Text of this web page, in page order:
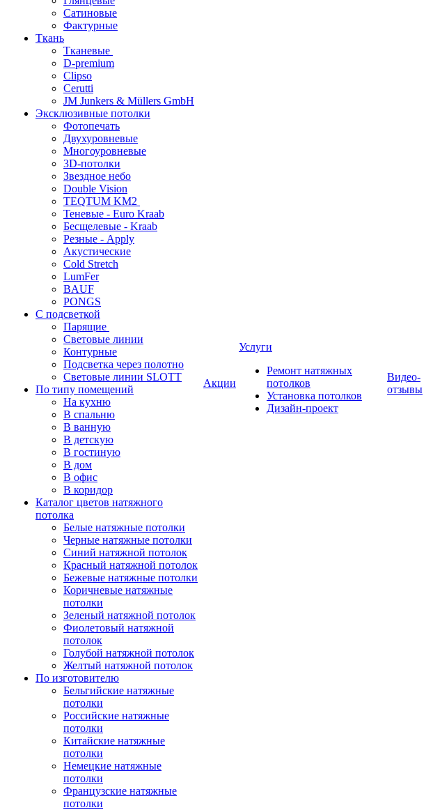
Сатиновые
Фактурные
Ткань
Тканевые
D-premium
Clipso
Cerutti
JM Junkers & Müllers GmbH
Эксклюзивные потолки
Фотопечать
Двухуровневые
Многоуровневые
3D-потолки
Звездное небо
Double Vision
TEQTUM KM2
Теневые - Euro Kraab
Бесщелевые - Kraab
Резные - Apply
Акустические
Cold Stretch
LumFer
BAUF
PONGS
С подсветкой
Парящие
Световые линии
Контурные
Подсветка через полотно
Световые линии SLOTT
По типу помещений
На кухню
В спальню
В ванную
В детскую
В гостиную
В дом
В офис
В коридор
Каталог цветов натяжного
потолка
Белые натяжные потолки
Черные натяжные потолки
Синий натяжной потолок
Красный натяжной потолок
Бежевые натяжные потолки
Коричневые натяжные
потолки
Зеленый натяжной потолок
Фиолетовый натяжной
потолок
Голубой натяжной потолок
Желтый натяжной потолок
По изготовителю
Бельгийские натяжные
потолки
Российские натяжные
потолки
Китайские натяжные
потолки
Немецкие натяжные
потолки
Французские натяжные
потолки
Акции
Услуги
Ремонт натяжных
потолков
Установка потолков
Дизайн-проект
Видео-
отзывы